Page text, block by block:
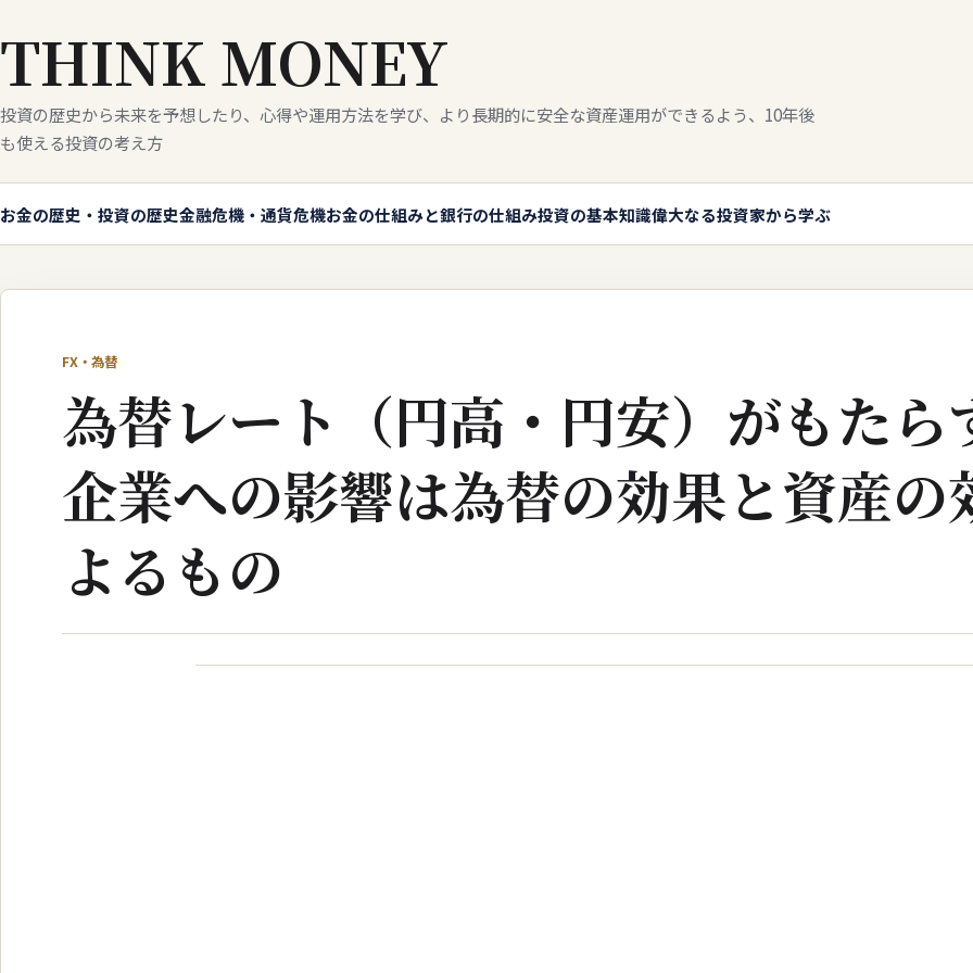
THINK MONEY
投資の歴史から未来を予想したり、心得や運用方法を学び、より長期的に安全な資産運用ができるよう、10年後
も使える投資の考え方
お金の歴史・投資の歴史金融危機・通貨危機お金の仕組みと銀行の仕組み投資の基本知識偉大なる投資家から学ぶ
FX・為替
為替レート（円高・円安）がもたら
企業への影響は為替の効果と資産の
よるもの